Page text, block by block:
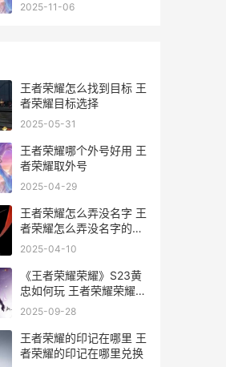
2025-11-06
王者荣耀怎么找到目标 王
者荣耀目标选择
2025-05-31
王者荣耀哪个外号好用 王
者荣耀取外号
2025-04-29
王者荣耀怎么弄没名字 王
者荣耀怎么弄没名字的符
号
2025-04-10
《王者荣耀荣耀》S23黄
忠如何玩 王者荣耀荣耀称
号哪个含金量最高
2025-09-28
王者荣耀的印记在哪里 王
者荣耀的印记在哪里兑换